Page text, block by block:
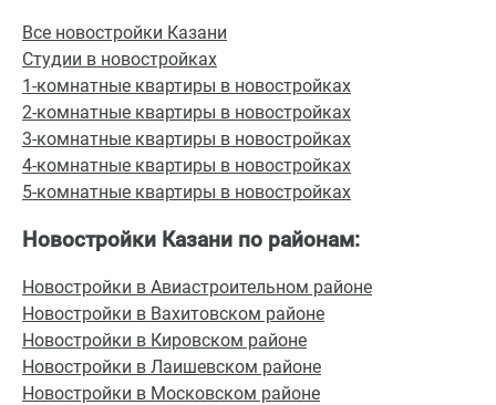
Все новостройки Казани
Студии в новостройках
1-комнатные квартиры в новостройках
2-комнатные квартиры в новостройках
3-комнатные квартиры в новостройках
4-комнатные квартиры в новостройках
5-комнатные квартиры в новостройках
Новостройки Казани по районам:
Новостройки в Авиастроительном районе
Новостройки в Вахитовском районе
Новостройки в Кировском районе
Новостройки в Лаишевском районе
Новостройки в Московском районе